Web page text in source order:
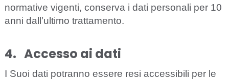
normative vigenti, conserva i dati personali per 10
anni dall’ultimo trattamento.
4. Accesso ai dati
I Suoi dati potranno essere resi accessibi i per le